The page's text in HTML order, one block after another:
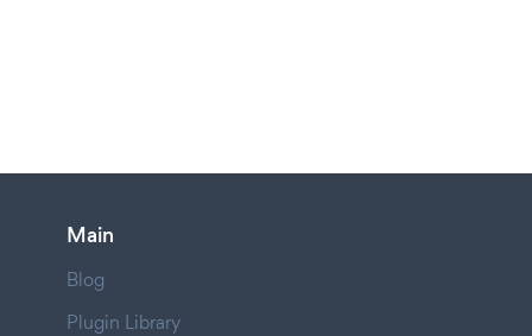
Main
Blog
Plugin Library